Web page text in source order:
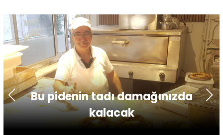
Bu pidenin tadı damağınızda
kalacak